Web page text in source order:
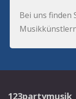
Bei uns finden
123partymusik